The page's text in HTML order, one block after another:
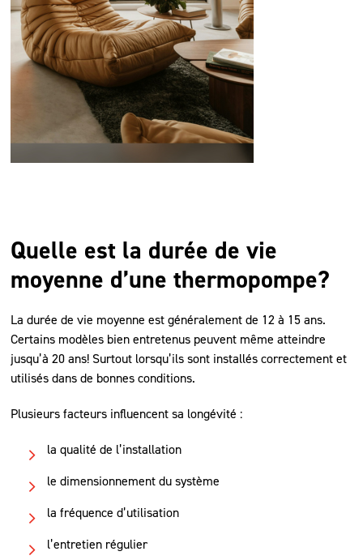
Quelle est la durée de vie
moyenne d’une thermopompe?
La durée de vie moyenne est généralement de 12 à 15 ans.
Certains modèles bien entretenus peuvent même atteindre
jusqu’à 20 ans! Surtout lorsqu’ils sont installés correctement et
utilisés dans de bonnes conditions.
Plusieurs facteurs influencent sa longévité :
la qualité de l’installation
le dimensionnement du système
la fréquence d’utilisation
l’entretien régulier